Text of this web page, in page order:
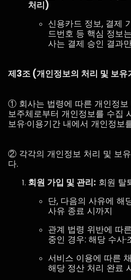
처리)
신용카드 정보, 결제
드번호 등 핵심 정보
사는 결제 승인 결과
제3조 (개인정보의 처리 및 보유
① 회사는 법령에 따른 개인정보
보주체로부터 개인정보를 수집
보유·이용기간 내에서 개인정보
② 각각의 개인정보 처리 및 보
다.
회원 가입 및 관리: 회원 탈
단, 다음의 사유에 해
사유 종료 시까지
관계 법령 위반에 따
중인 경우: 해당 수사
서비스 이용에 따른
해당 정산 처리 완료